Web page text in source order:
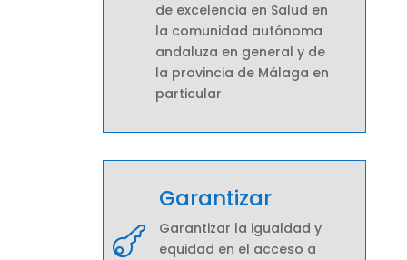
de excelencia en Salud en
la comunidad autónoma
andaluza en general y de
la provincia de Málaga en
particular

Garantizar
Garantizar la igualdad y
equidad en el acceso a